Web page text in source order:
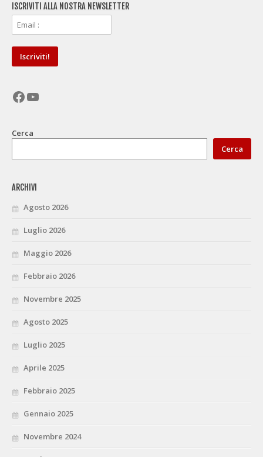
ISCRIVITI ALLA NOSTRA NEWSLETTER
Facebook
YouTube
Cerca
Cerca
ARCHIVI
Agosto 2026
Luglio 2026
Maggio 2026
Febbraio 2026
Novembre 2025
Agosto 2025
Luglio 2025
Aprile 2025
Febbraio 2025
Gennaio 2025
Novembre 2024